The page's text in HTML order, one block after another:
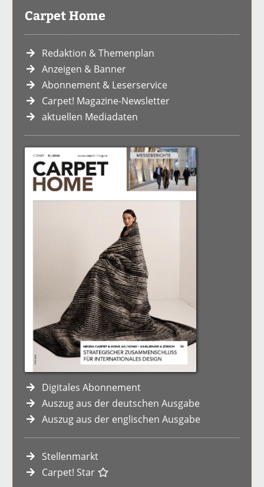
Carpet Home
Redaktion & Themenplan
Anzeigen & Banner
Abonnement & Leserservice
Carpet! Magazine-Newsletter
aktuellen Mediadaten
Digitales Abonnement
Auszug aus der deutschen Ausgabe
Auszug aus der englischen Ausgabe
Stellenmarkt
Carpet! Star